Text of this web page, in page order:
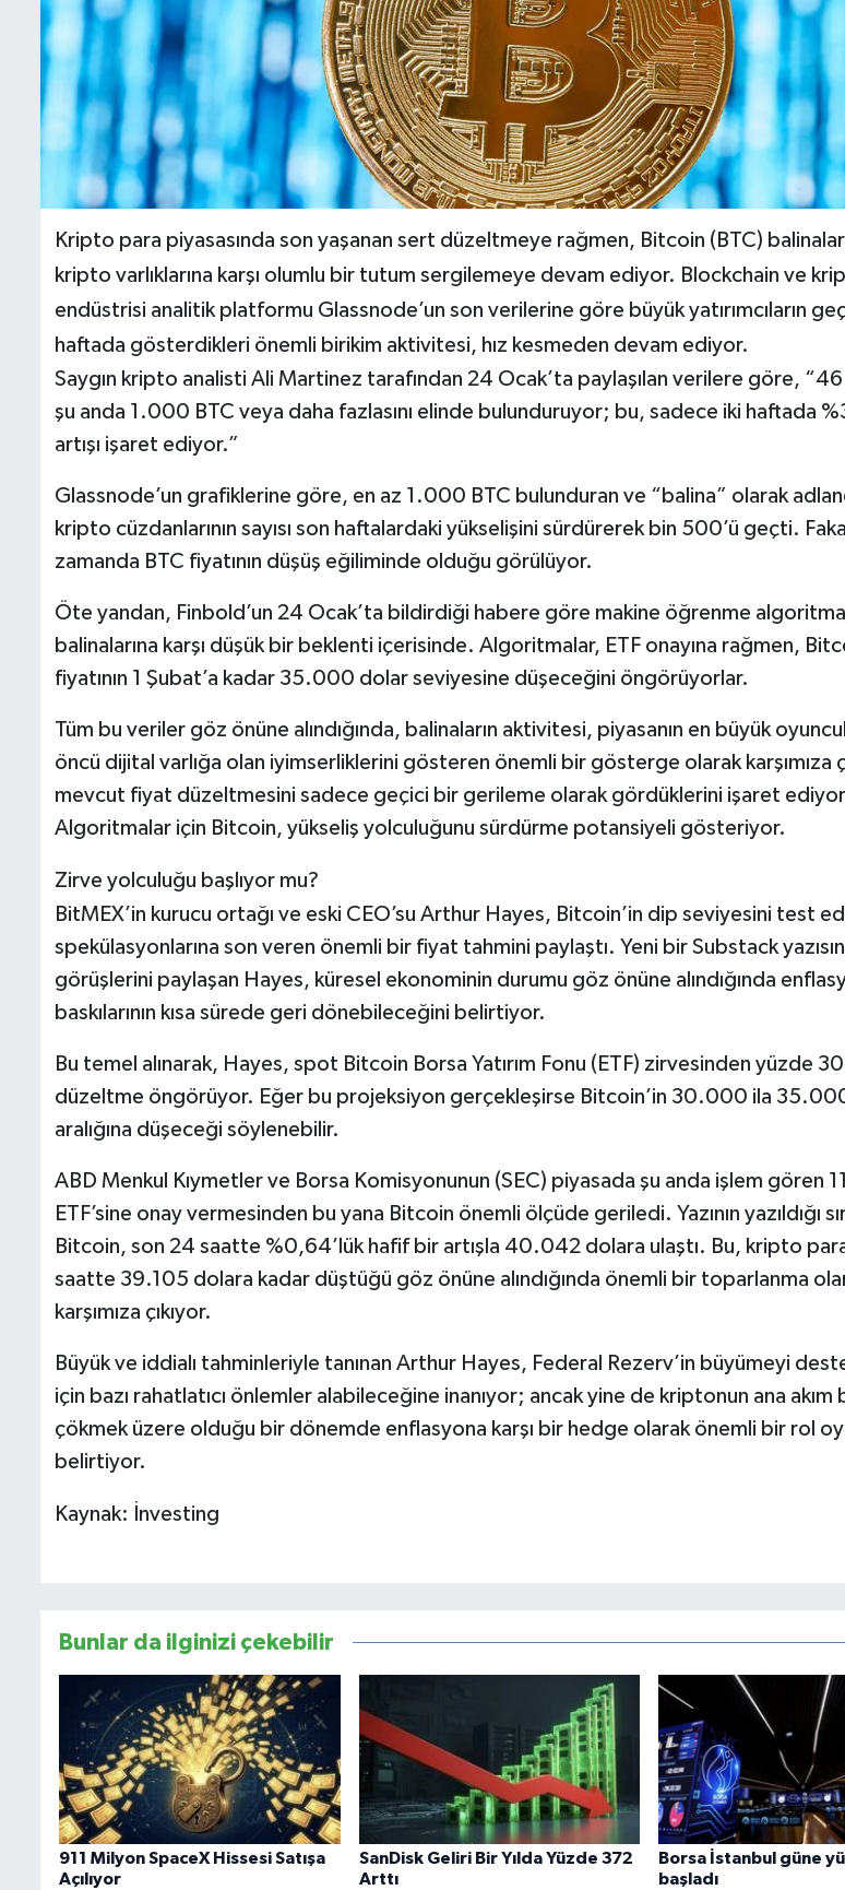
Kripto para piyasasında son yaşanan sert düzeltmeye rağmen, Bitcoin (BTC)
kripto varlıklarına karşı olumlu bir tutum sergilemeye devam ediyor. Blockchain ve
endüstrisi analitik platformu Glassnode’un son verilerine göre büyük yatırımcıların
haftada gösterdikleri önemli birikim aktivitesi, hız kesmeden devam ediyor.
Saygın kripto analisti Ali Martinez tarafından 24 Ocak’ta paylaşılan verilere göre,
şu anda 1.000 BTC veya daha fazlasını elinde bulunduruyor; bu, sadece iki haftada
artışı işaret ediyor.”
Glassnode’un grafiklerine göre, en az 1.000 BTC bulunduran ve “balina” olarak
kripto cüzdanlarının sayısı son haftalardaki yükselişini sürdürerek bin 500’ü geçti.
zamanda BTC fiyatının düşüş eğiliminde olduğu görülüyor.
Öte yandan, Finbold’un 24 Ocak’ta bildirdiği habere göre makine öğrenme
balinalarına karşı düşük bir beklenti içerisinde. Algoritmalar, ETF onayına rağmen,
fiyatının 1 Şubat’a kadar 35.000 dolar seviyesine düşeceğini öngörüyorlar.
Tüm bu veriler göz önüne alındığında, balinaların aktivitesi, piyasanın en büyük
öncü dijital varlığa olan iyimserliklerini gösteren önemli bir gösterge olarak karşımıza
mevcut fiyat düzeltmesini sadece geçici bir gerileme olarak gördüklerini işaret
Algoritmalar için Bitcoin, yükseliş yolculuğunu sürdürme potansiyeli gösteriyor.
Zirve yolculuğu başlıyor mu?
BitMEX’in kurucu ortağı ve eski CEO’su Arthur Hayes, Bitcoin’in dip seviyesini test
spekülasyonlarına son veren önemli bir fiyat tahmini paylaştı. Yeni bir Substack
görüşlerini paylaşan Hayes, küresel ekonominin durumu göz önüne alındığında
baskılarının kısa sürede geri dönebileceğini belirtiyor.
Bu temel alınarak, Hayes, spot Bitcoin Borsa Yatırım Fonu (ETF) zirvesinden yüzde
düzeltme öngörüyor. Eğer bu projeksiyon gerçekleşirse Bitcoin’in 30.000 ila
aralığına düşeceği söylenebilir.
ABD Menkul Kıymetler ve Borsa Komisyonunun (SEC) piyasada şu anda işlem gören
ETF’sine onay vermesinden bu yana Bitcoin önemli ölçüde geriledi. Yazının yazıldığı
Bitcoin, son 24 saatte %0,64’lük hafif bir artışla 40.042 dolara ulaştı. Bu, kripto
saatte 39.105 dolara kadar düştüğü göz önüne alındığında önemli bir toparlanma
karşımıza çıkıyor.
Büyük ve iddialı tahminleriyle tanınan Arthur Hayes, Federal Rezerv’in büyümeyi
için bazı rahatlatıcı önlemler alabileceğine inanıyor; ancak yine de kriptonun ana akım
çökmek üzere olduğu bir dönemde enflasyona karşı bir hedge olarak önemli bir rol
belirtiyor.
Kaynak: İnvesting
Bunlar da ilginizi çekebilir
911 Milyon SpaceX Hissesi Satışa
Açılıyor
SanDisk Geliri Bir Yılda Yüzde 372
Arttı
Borsa İstanbul güne
başladı
İletişim
Künye
Yasal Uyarı